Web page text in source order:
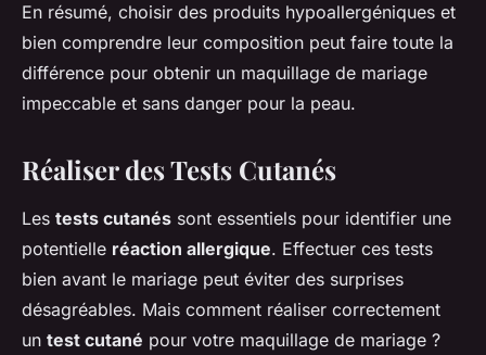
En résumé, choisir des produits hypoallergéniques et
bien comprendre leur composition peut faire toute la
différence pour obtenir un maquillage de mariage
impeccable et sans danger pour la peau.
Réaliser des Tests Cutanés
Les tests cutanés sont essentiels pour identifier une
potentielle réaction allergique. Effectuer ces tests
bien avant le mariage peut éviter des surprises
désagréables. Mais comment réaliser correctement
un test cutané pour votre maquillage de mariage ?